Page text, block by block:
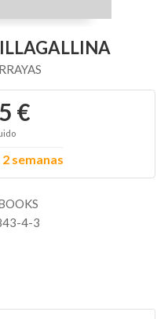
€
semanas
4-3